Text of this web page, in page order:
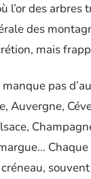
l’or des arbres
des
mais
pas
Auvergne,